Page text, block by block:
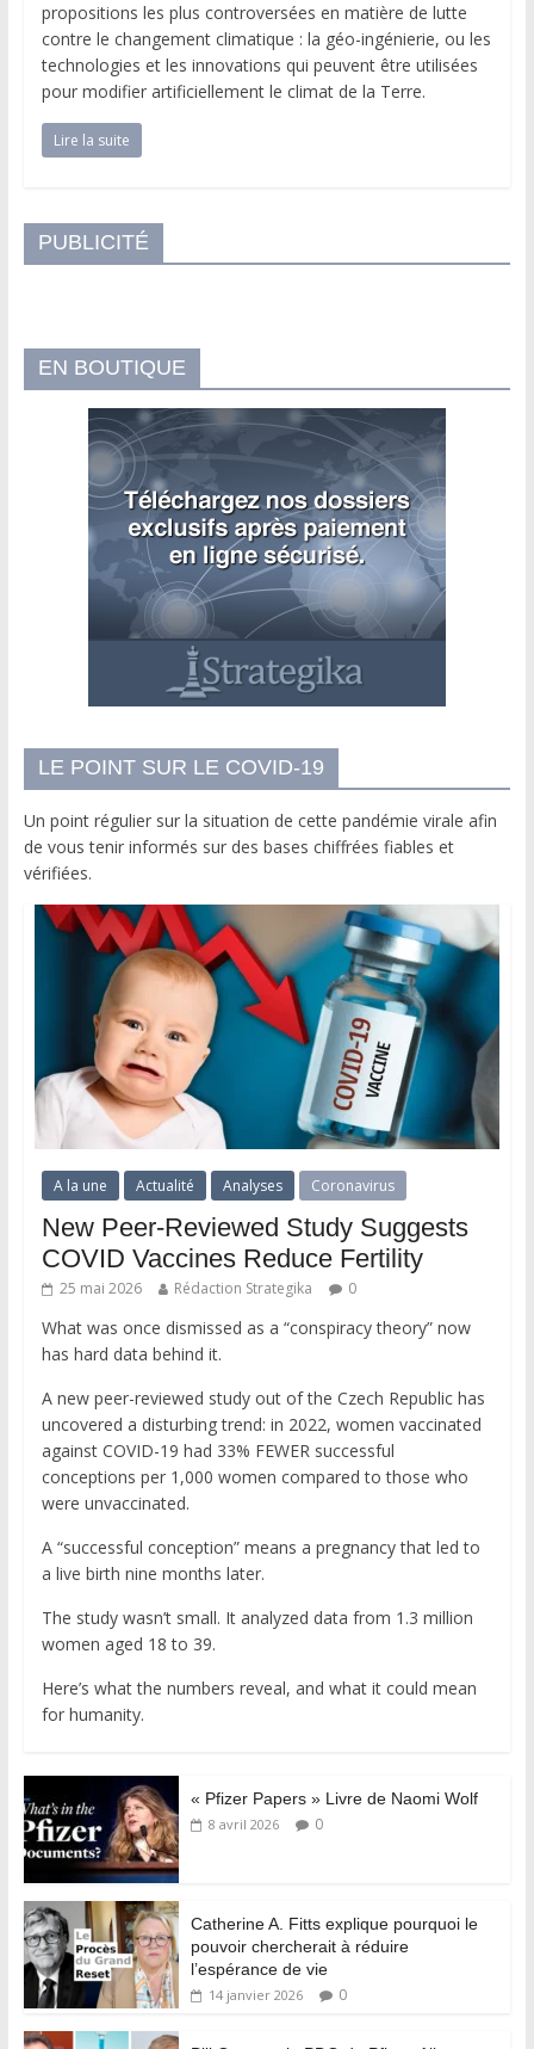
propositions les plus controversées en matière de lutte
contre le changement climatique : la géo-ingénierie, ou les
technologies et les innovations qui peuvent être utilisées
pour modifier artificiellement le climat de la Terre.
Lire la suite
PUBLICITÉ
EN BOUTIQUE
LE POINT SUR LE COVID-19
Un point régulier sur la situation de cette pandémie virale afin
de vous tenir informés sur des bases chiffrées fiables et
vérifiées.
A la une Actualité Analyses Coronavirus
New Peer-Reviewed Study Suggests
COVID Vaccines Reduce Fertility
25 mai 2026 Rédaction Strategika 0
What was once dismissed as a “conspiracy theory” now
has hard data behind it.
A new peer-reviewed study out of the Czech Republic has
uncovered a disturbing trend: in 2022, women vaccinated
against COVID-19 had 33% FEWER successful
conceptions per 1,000 women compared to those who
were unvaccinated.
A “successful conception” means a pregnancy that led to
a live birth nine months later.
The study wasn’t small. It analyzed data from 1.3 million
women aged 18 to 39.
Here’s what the numbers reveal, and what it could mean
for humanity.
« Pfizer Papers » Livre de Naomi Wolf
8 avril 2026 0
Catherine A. Fitts explique pourquoi le
pouvoir chercherait à réduire
l’espérance de vie
14 janvier 2026 0